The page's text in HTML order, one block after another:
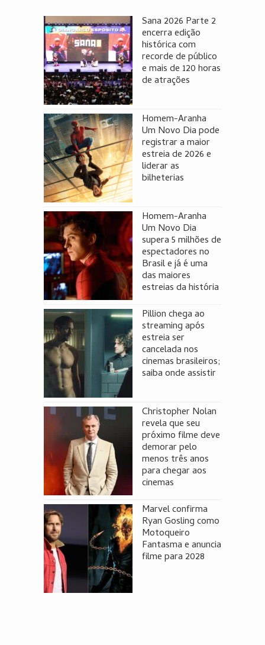
Sana 2026 Parte 2
encerra edição
histórica com
recorde de público
e mais de 120 horas
de atrações
Homem-Aranha
Um Novo Dia pode
registrar a maior
estreia de 2026 e
liderar as
bilheterias
Homem-Aranha
Um Novo Dia
supera 5 milhões de
espectadores no
Brasil e já é uma
das maiores
estreias da história
Pillion chega ao
streaming após
estreia ser
cancelada nos
cinemas brasileiros;
saiba onde assistir
Christopher Nolan
revela que seu
próximo filme deve
demorar pelo
menos três anos
para chegar aos
cinemas
Marvel confirma
Ryan Gosling como
Motoqueiro
Fantasma e anuncia
filme para 2028